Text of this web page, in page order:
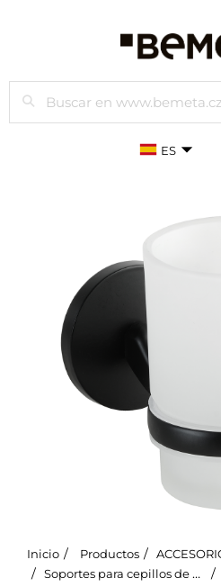
Buscar
ES
Inicio Productos
Soportes para cepillos de dientes